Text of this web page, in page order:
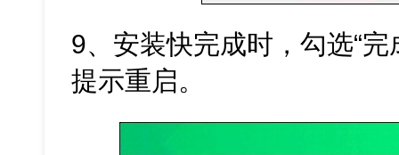
9、安装快完成时，勾选“
提示重启。